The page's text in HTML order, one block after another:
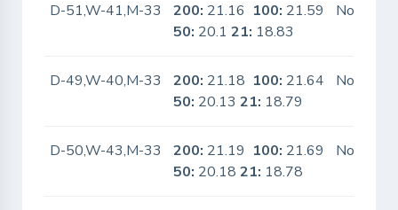
D-51,W-41,M-33 200: 21.16 100: 21.59
50: 20.121: 18.83
No
D-49,W-40,M-33 200: 21.18 100: 21.64
50: 20.1321: 18.79
No
D-50,W-43,M-33 200: 21.19 100: 21.69
50: 20.1821: 18.78
No